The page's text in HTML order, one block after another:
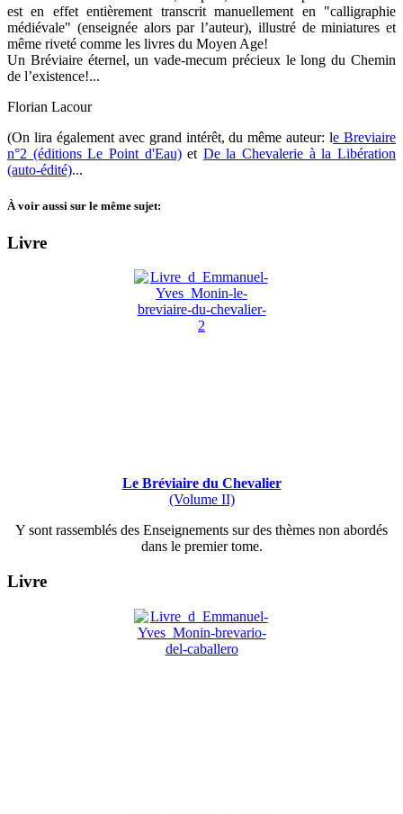
est en effet entièrement transcrit manuellement en "calligraphie
médiévale" (enseignée alors par l’auteur), illustré de miniatures et
même riveté comme les livres du Moyen Age!
Un Bréviaire éternel, un vade-mecum précieux le long du Chemin
de l’existence!...
Florian Lacour
(On lira également avec grand intérêt, du même auteur: le Breviaire
n°2 (éditions Le Point d'Eau)et De la Chevalerie à la Libération
(auto-édité)...
À voir aussi sur le même sujet:
Livre
Le Bréviaire du Chevalier
(Volume II)
Y sont rassemblés des Enseignements sur des thèmes non abordés
dans le premier tome.
Livre